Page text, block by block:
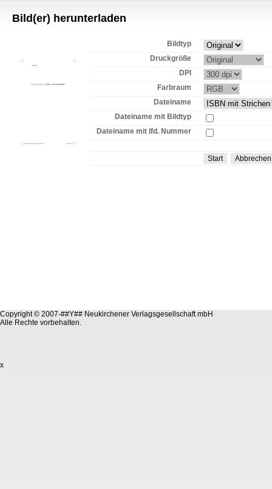
Bild(er) herunterladen
Bildtyp
Druckgröße
DPI
Farbraum
Dateiname
Dateiname mit Bildtyp
Dateiname mit lfd. Nummer
Copyright © 2007-##Y## Neukirchener Verlagsgesellschaft mbH
Alle Rechte vorbehalten.
x